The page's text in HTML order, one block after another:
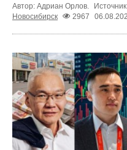
Автор: Адриан Орлов.
Новосибирск
2967